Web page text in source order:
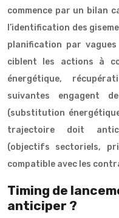
commence par un bilan
l’identification des
planification par vagues
ciblent les actions à
énergétique,
suivantes engagent
(substitution
trajectoire doit
(objectifs sectoriels,
compatible avec les
Timing de
anticiper ?